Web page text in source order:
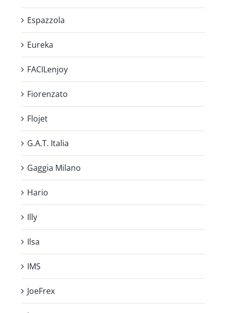
Espazzola
Eureka
FACILenjoy
Fiorenzato
Flojet
G.A.T. Italia
Gaggia Milano
Hario
Illy
Ilsa
IMS
JoeFrex